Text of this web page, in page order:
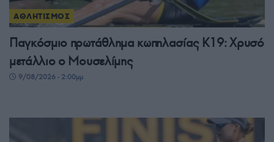
ΑΘΛΗΤΙΣΜΟΣ
Παγκόσμιο πρωτάθλημα κωπηλασίας Κ19: Χρυσό
μετάλλιο ο Μουσελίμης
9/08/2026 - 2:00μμ